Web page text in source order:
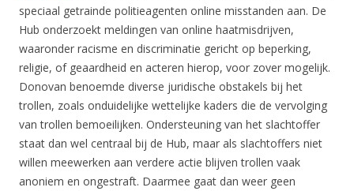
speciaal getrainde politieagenten online misstanden aan. De
Hub onderzoekt meldingen van online haatmisdrijven,
waaronder racisme en discriminatie gericht op beperking,
religie, of geaardheid en acteren hierop, voor zover mogelijk.
Donovan benoemde diverse juridische obstakels bij het
trollen, zoals onduidelijke wettelijke kaders die de vervolging
van trollen bemoeilijken. Ondersteuning van het slachtoffer
staat dan wel centraal bij de Hub, maar als slachtoffers niet
willen meewerken aan verdere actie blijven trollen vaak
anoniem en ongestraft. Daarmee gaat dan weer geen